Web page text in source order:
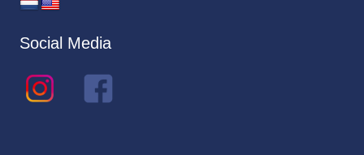
Social Media